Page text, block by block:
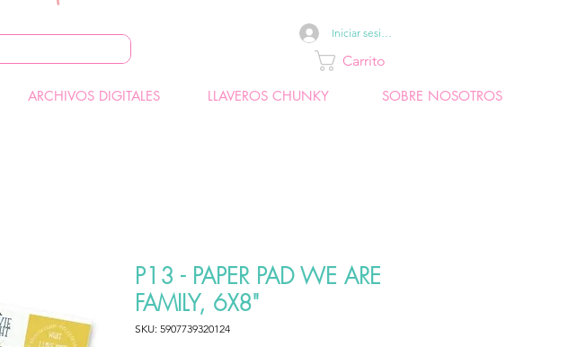
Iniciar sesión
Carrito
ARCHIVOS DIGITALES LLAVEROS CHUNKY SOBRE NOSOTROS
P13 - PAPER PAD WE ARE
FAMILY, 6X8"
SKU: 5907739320124